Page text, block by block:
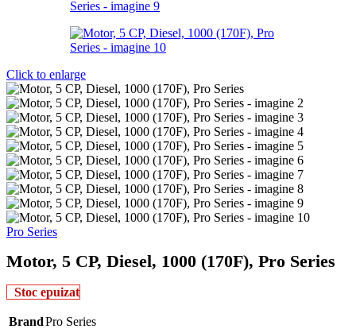
Click to enlarge
Pro Series
Motor, 5 CP, Diesel, 1000 (170F), Pro Series
Stoc epuizat
BrandPro Series